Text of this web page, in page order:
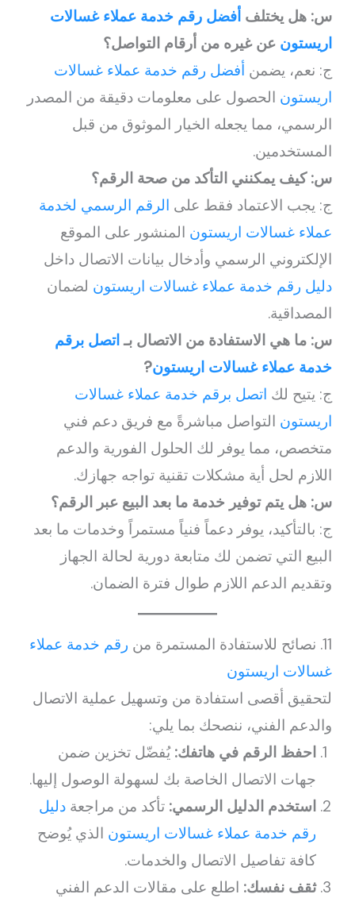
س: هل يختلفأفضل رقم خدمة عملاء غسالات
اريستون عن غيره من أرقام التواصل؟
ج: نعم، يضمن أفضل رقم خدمة عملاء غسالات
اريستون الحصول على معلومات دقيقة من المصدر
الرسمي، مما يجعله الخيار الموثوق من قبل
المستخدمين.
س: كيف يمكنني التأكد من صحة الرقم؟
ج: يجب الاعتماد فقط على الرقم الرسمي لخدمة
عملاء غسالات اريستون المنشور على الموقع
الإلكتروني الرسمي وأدخال بيانات الاتصال داخل
دليل رقم خدمة عملاء غسالات اريستون لضمان
المصداقية.
س: ما هي الاستفادة من الاتصال بـاتصل برقم
خدمة عملاء غسالات اريستون?
ج: يتيح لك اتصل برقم خدمة عملاء غسالات
اريستون التواصل مباشرةً مع فريق دعم فني
متخصص، مما يوفر لك الحلول الفورية والدعم
اللازم لحل أية مشكلات تقنية تواجه جهازك.
س: هل يتم توفير خدمة ما بعد البيع عبر الرقم؟
ج: بالتأكيد، يوفر دعماً فنياً مستمراً وخدمات ما بعد
البيع التي تضمن لك متابعة دورية لحالة الجهاز
وتقديم الدعم اللازم طوال فترة الضمان.
11. نصائح للاستفادة المستمرة من
رقم خدمة عملاء
غسالات اريستون
لتحقيق أقصى استفادة من وتسهيل عملية الاتصال
والدعم الفني، ننصحك بما يلي:
احفظ الرقم في هاتفك: يُفضّل تخزين ضمن
جهات الاتصال الخاصة بك لسهولة الوصول إليها.
استخدم الدليل الرسمي: تأكد من مراجعةدليل
رقم خدمة عملاء غسالات اريستون الذي يُوضح
كافة تفاصيل الاتصال والخدمات.
ثقف نفسك: اطلع على مقالات الدعم الفني